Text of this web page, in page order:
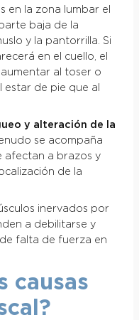
en la zona lumbar el
baja de la
y la pantorrilla. Si
en el cuello, el
al toser o
estar de pie que al
y alteración de la
se acompaña
afectan a brazos y
de la
inervados por
a debilitarse y
falta de fuerza en
causas